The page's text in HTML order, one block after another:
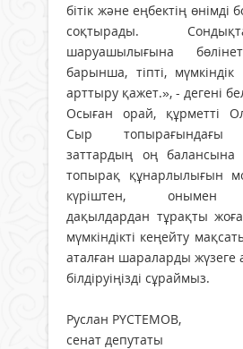
бітік және еңбектің өнімді
соқтырады.
шаруашылығына
барынша, тіпті,
арттыру қажет.», - дегені
Осыған орай, құрметті
Сыр топырағындағы
заттардың оң балансына
топырақ құнарлылығын
күріштен, онымен
дақылдардан тұрақты
мүмкіндікті кеңейту
аталған шараларды жүзеге
білдіруіңізді сұраймыз.
Руслан РҮСТЕМОВ,
сенат депутаты